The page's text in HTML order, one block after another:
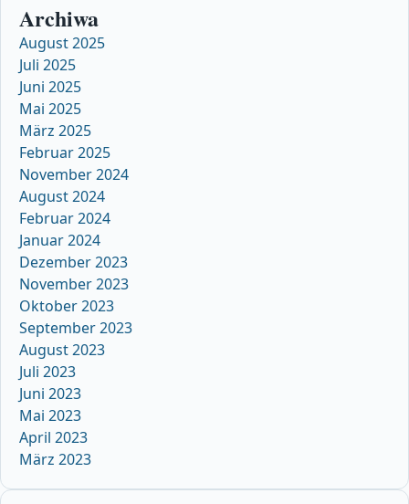
Archiwa
August 2025
Juli 2025
Juni 2025
Mai 2025
März 2025
Februar 2025
November 2024
August 2024
Februar 2024
Januar 2024
Dezember 2023
November 2023
Oktober 2023
September 2023
August 2023
Juli 2023
Juni 2023
Mai 2023
April 2023
März 2023